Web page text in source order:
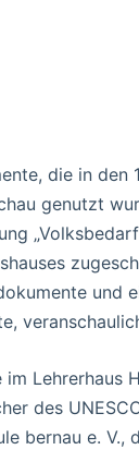
die in den
genutzt
und
im
des
bernau e. V.,